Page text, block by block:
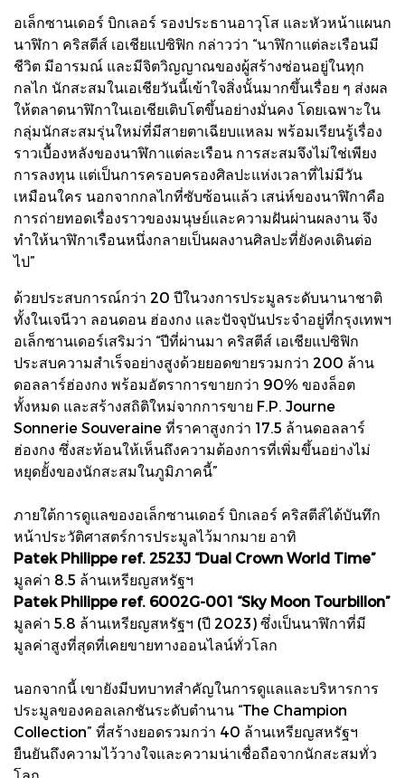
อเล็กซานเดอร์ บิกเลอร์ รองประธานอาวุโส และหัวหน้าแผนก
นาฬิกา คริสตีส์ เอเชียแปซิฟิก กล่าวว่า “นาฬิกาแต่ละเรือนมี
ชีวิต มีอารมณ์ และมีจิตวิญญาณของผู้สร้างซ่อนอยู่ในทุก
กลไก นักสะสมในเอเชียวันนี้เข้าใจสิ่งนั้นมากขึ้นเรื่อย ๆ ส่งผล
ให้ตลาดนาฬิกาในเอเชียเติบโตขึ้นอย่างมั่นคง โดยเฉพาะใน
กลุ่มนักสะสมรุ่นใหม่ที่มีสายตาเฉียบแหลม พร้อมเรียนรู้เรื่อง
ราวเบื้องหลังของนาฬิกาแต่ละเรือน การสะสมจึงไม่ใช่เพียง
การลงทุน แต่เป็นการครอบครองศิลปะแห่งเวลาที่ไม่มีวัน
เหมือนใคร นอกจากกลไกที่ซับซ้อนแล้ว เสน่ห์ของนาฬิกาคือ
การถ่ายทอดเรื่องราวของมนุษย์และความฝันผ่านผลงาน จึง
ทำให้นาฬิกาเรือนหนึ่งกลายเป็นผลงานศิลปะที่ยังคงเดินต่อ
ไป”
ด้วยประสบการณ์กว่า 20 ปีในวงการประมูลระดับนานาชาติ
ทั้งในเจนีวา ลอนดอน ฮ่องกง และปัจจุบันประจำอยู่ที่กรุงเทพฯ
อเล็กซานเดอร์เสริมว่า “ปีที่ผ่านมา คริสตีส์ เอเชียแปซิฟิก
ประสบความสำเร็จอย่างสูงด้วยยอดขายรวมกว่า 200 ล้าน
ดอลลาร์ฮ่องกง พร้อมอัตราการขายกว่า 90% ของล็อต
ทั้งหมด และสร้างสถิติใหม่จากการขาย F.P. Journe
Sonnerie Souveraine ที่ราคาสูงกว่า 17.5 ล้านดอลลาร์
ฮ่องกง ซึ่งสะท้อนให้เห็นถึงความต้องการที่เพิ่มขึ้นอย่างไม่
หยุดยั้งของนักสะสมในภูมิภาคนี้”
ภายใต้การดูแลของอเล็กซานเดอร์ บิกเลอร์ คริสตีส์ได้บันทึก
หน้าประวัติศาสตร์การประมูลไว้มากมาย อาทิ
Patek Philippe ref. 2523J “Dual Crown World Time”
มูลค่า 8.5 ล้านเหรียญสหรัฐฯ
Patek Philippe ref. 6002G-001 “Sky Moon Tourbillon”
มูลค่า 5.8 ล้านเหรียญสหรัฐฯ (ปี 2023) ซึ่งเป็นนาฬิกาที่มี
มูลค่าสูงที่สุดที่เคยขายทางออนไลน์ทั่วโลก
นอกจากนี้ เขายังมีบทบาทสำคัญในการดูแลและบริหารการ
ประมูลของคอลเลกชันระดับตำนาน “The Champion
Collection” ที่สร้างยอดรวมกว่า 40 ล้านเหรียญสหรัฐฯ
ยืนยันถึงความไว้วางใจและความน่าเชื่อถือจากนักสะสมทั่ว
โลก